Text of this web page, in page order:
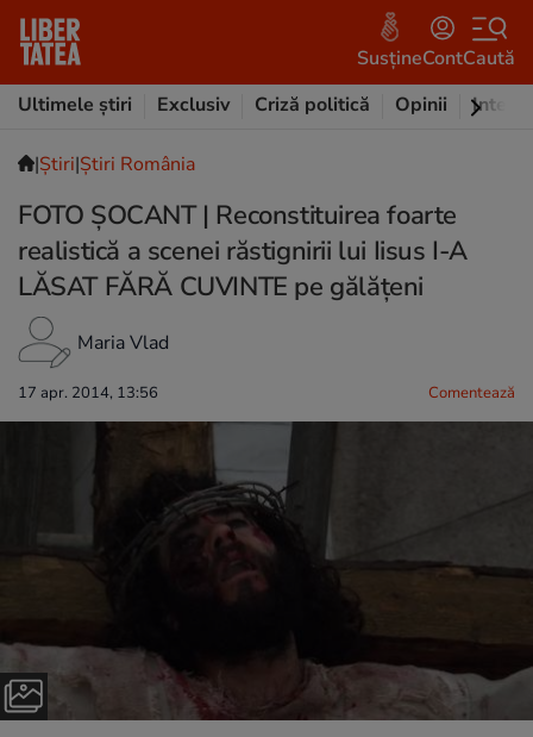
SusțineContCaută
Ultimele știri
Exclusiv Criză politică Opinii
|Ştiri|Știri România
FOTO ŞOCANT | Reconstituirea foarte
realistică a scenei răstignirii lui Iisus I-A
LĂSAT FĂRĂ CUVINTE pe gălăţeni
Maria Vlad
17 apr. 2014, 13:56 Comentează